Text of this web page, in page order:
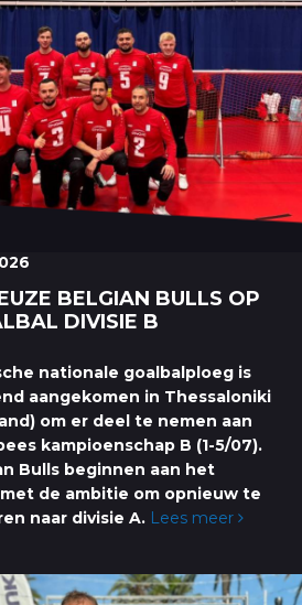
BELGIAN BULLS OP
DIVISIE B
nationale goalbalploeg is
aangekomen in Thessaloniki
om er deel te nemen aan
kampioenschap B (1-5/07).
Bulls beginnen aan het
de ambitie om opnieuw te
naar divisie A. Lees meer